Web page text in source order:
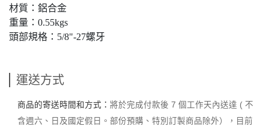
材質：鋁合金
重量：0.55kgs
頭部規格：5/8"-27螺牙
運送方式
商品的寄送時間和方式： 將於完成付款後 7 個工作天內送達 ( 不
含週六、日及國定假日。部份預購、特別訂製商品除外），目前